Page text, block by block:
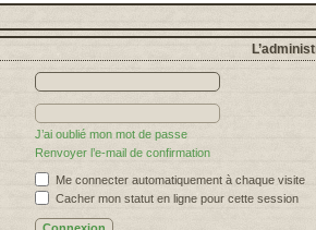
J’ai oublié mon mot de passe
Renvoyer l’e-mail de confirmation
Me connecter automatiquement à chaque visite
Cacher mon statut en ligne pour cette session